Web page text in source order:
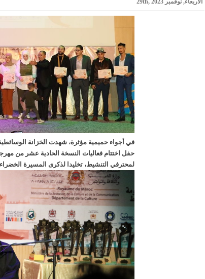
الأربعاء, نوفمبر 29th, 2023
في أجواء حميمية مؤثرة، شهدت الخزانة
حفل اختتام فعاليات النسخة الحادية عشر من
لمحترفي التنشيط، تخليدا لذكرى المسيرة